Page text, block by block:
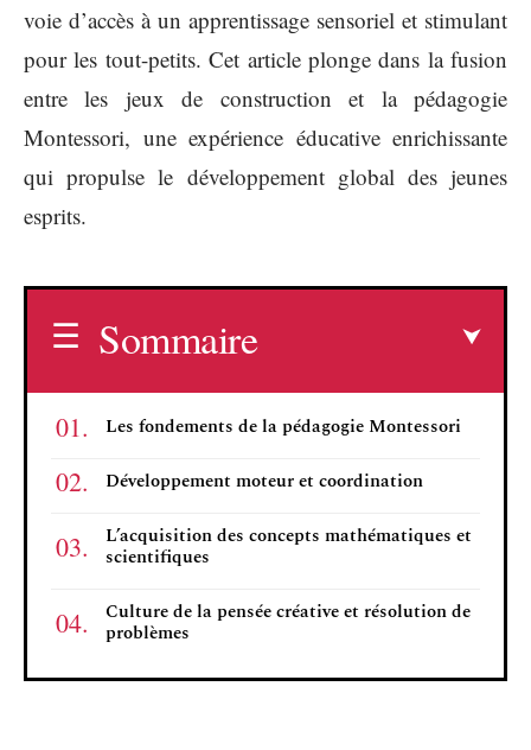
voie d’accès à un apprentissage sensoriel et stimulant
pour les tout-petits. Cet article plonge dans la fusion
entre les jeux de construction et la pédagogie
Montessori, une expérience éducative enrichissante
qui propulse le développement global des jeunes
esprits.
Sommaire
Les fondements de la pédagogie Montessori
Développement moteur et coordination
L’acquisition des concepts mathématiques et
scientifiques
Culture de la pensée créative et résolution de
problèmes